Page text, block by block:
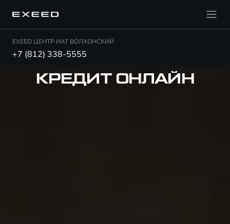
EXEED ЦЕНТР ИАТ ВОЛХОНСКИЙ
+7 (812) 338-5555
КРЕДИТ ОНЛАЙН